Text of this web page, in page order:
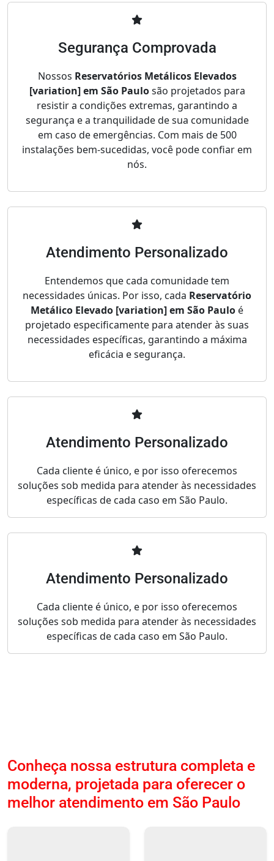
Segurança Comprovada
Nossos Reservatórios Metálicos Elevados
[variation] em São Paulosão projetados para
resistir a condições extremas, garantindo a
segurança e a tranquilidade de sua comunidade
em caso de emergências. Com mais de 500
instalações bem-sucedidas, você pode confiar em
nós.
Atendimento Personalizado
Entendemos que cada comunidade tem
necessidades únicas. Por isso, cada Reservatório
Metálico Elevado [variation] em São Paulo é
projetado especificamente para atender às suas
necessidades específicas, garantindo a máxima
eficácia e segurança.
Atendimento Personalizado
Cada cliente é único, e por isso oferecemos
soluções sob medida para atender às necessidades
específicas de cada caso em São Paulo.
Atendimento Personalizado
Cada cliente é único, e por isso oferecemos
soluções sob medida para atender às necessidades
específicas de cada caso em São Paulo.
Conheça nossa estrutura completa e
moderna, projetada para oferecer o
melhor atendimento em São Paulo